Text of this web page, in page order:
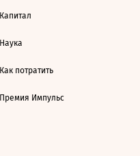
Капитал
Наука
Как потратить
Премия Импульс